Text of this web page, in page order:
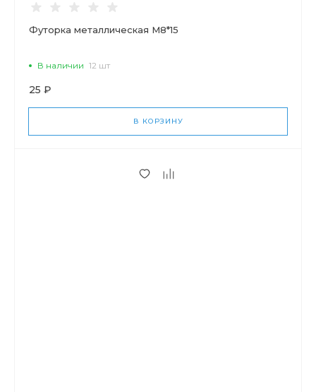
Футорка металлическая М8*15
В наличии 12 шт
25 ₽
В КОРЗИНУ